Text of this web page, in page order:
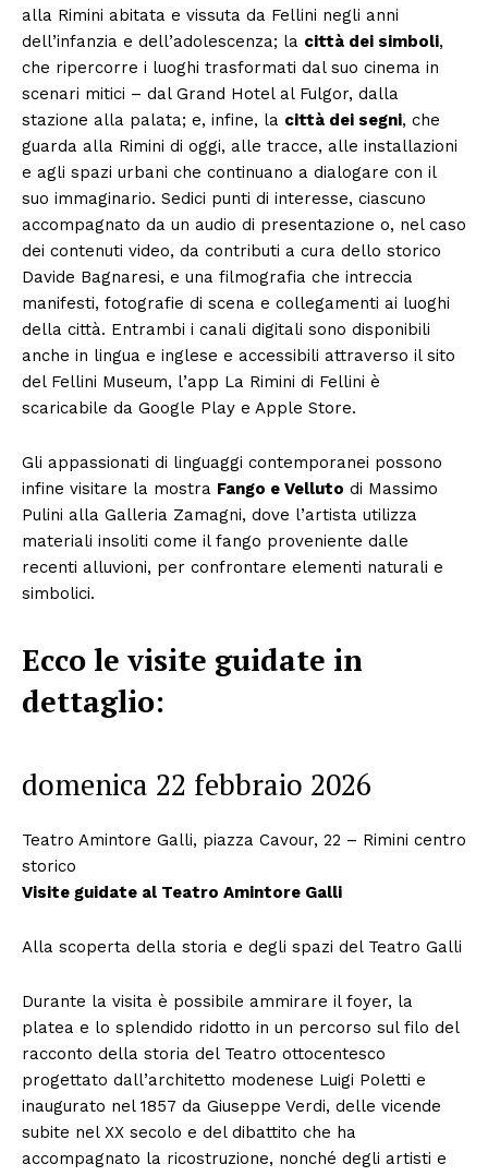
alla Rimini abitata e vissuta da Fellini negli anni
dell’infanzia e dell’adolescenza; la città dei simboli,
che ripercorre i luoghi trasformati dal suo cinema in
scenari mitici – dal Grand Hotel al Fulgor, dalla
stazione alla palata; e, infine, la città dei segni, che
guarda alla Rimini di oggi, alle tracce, alle installazioni
e agli spazi urbani che continuano a dialogare con il
suo immaginario. Sedici punti di interesse, ciascuno
accompagnato da un audio di presentazione o, nel caso
dei contenuti video, da contributi a cura dello storico
Davide Bagnaresi, e una filmografia che intreccia
manifesti, fotografie di scena e collegamenti ai luoghi
della città. Entrambi i canali digitali sono disponibili
anche in lingua e inglese e accessibili attraverso il sito
del Fellini Museum, l’app La Rimini di Fellini è
scaricabile da Google Play e Apple Store.
Gli appassionati di linguaggi contemporanei possono
infine visitare la mostra Fango e Velluto di Massimo
Pulini alla Galleria Zamagni, dove l’artista utilizza
materiali insoliti come il fango proveniente dalle
recenti alluvioni, per confrontare elementi naturali e
simbolici.
Ecco le visite guidate in
dettaglio:
domenica 22 febbraio 2026
Teatro Amintore Galli, piazza Cavour, 22 – Rimini centro
storico
Visite guidate al Teatro Amintore Galli
Alla scoperta della storia e degli spazi del Teatro Galli
Durante la visita è possibile ammirare il foyer, la
platea e lo splendido ridotto in un percorso sul filo del
racconto della storia del Teatro ottocentesco
progettato dall’architetto modenese Luigi Poletti e
inaugurato nel 1857 da Giuseppe Verdi, delle vicende
subite nel XX secolo e del dibattito che ha
accompagnato la ricostruzione, nonché degli artisti e